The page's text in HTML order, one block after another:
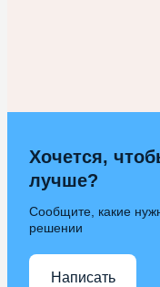
Хочется,
лучше?
Сообщите, какие
решении
Написать